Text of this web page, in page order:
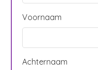
Voornaam
Achternaam